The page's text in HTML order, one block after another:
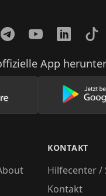
TelegramYouTubeLinkedInTikTok
App
App im
KONTAKT
Hilfecenter /
Kontakt